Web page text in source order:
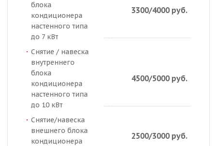
блока
кондиционера
настенного типа
до 7 кВт
3300/4000 руб.
Снятие / навеска
внутреннего
блока
кондиционера
настенного типа
до 10 кВт
4500/5000 руб.
Снятие/навеска
внешнего блока
кондиционера
2500/3000 руб.